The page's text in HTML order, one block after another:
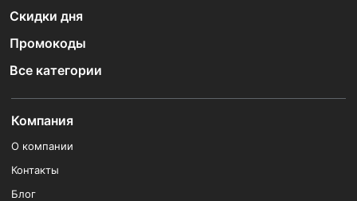
Скидки дня
Промокоды
Все категории
Компания
О компании
Контакты
Блог